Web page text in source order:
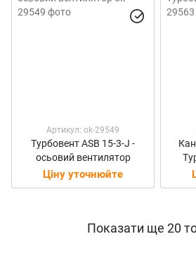
Артикул: ok-29549
Турбовент ASB 15-3-J -
осьовий вентилятор
Ціну уточнюйте
Показати ще 20